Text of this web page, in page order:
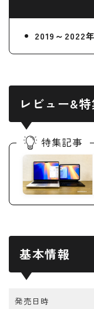
2019～2022年
レビュー&
特集記事
基本情報
発売日時